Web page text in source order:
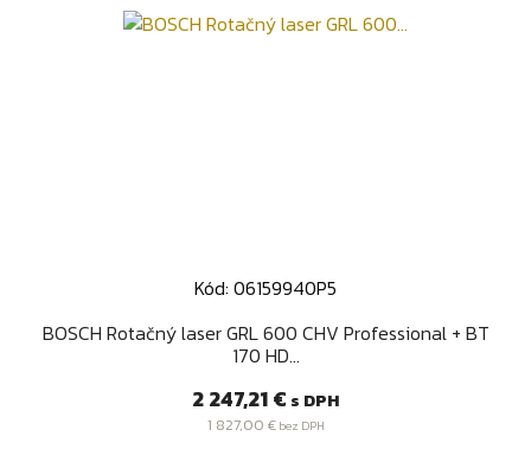
Kód: 06159940P5
BOSCH Rotačný laser GRL 600 CHV Professional + BT
170 HD...
Cena
2 247,21 € s DPH
1 827,00 €bez DPH